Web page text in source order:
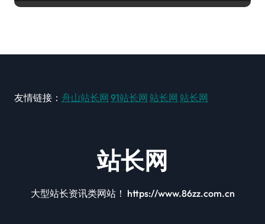
友情链接： 舟山站长网 91站长网 站长网 站长网
站长网
大型站长资讯类网站！ https://www.86zz.com.cn